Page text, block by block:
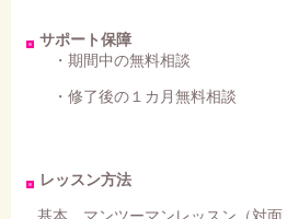
サポート保障
・期間中の無料相談
・修了後の１カ月無料相談
レッスン方法
基本、マンツーマンレッスン（対面